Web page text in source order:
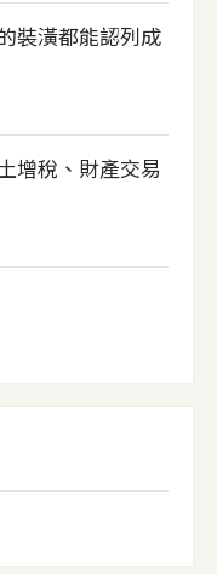
裝潢都能認列成
增稅、財產交易